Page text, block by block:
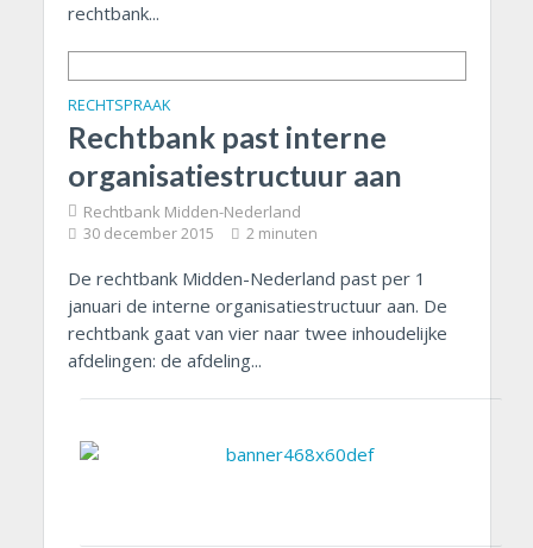
rechtbank...
RECHTSPRAAK
Rechtbank past interne
organisatiestructuur aan
Rechtbank Midden-Nederland
30 december 2015 2 minuten
De rechtbank Midden-Nederland past per 1
januari de interne organisatiestructuur aan. De
rechtbank gaat van vier naar twee inhoudelijke
afdelingen: de afdeling...